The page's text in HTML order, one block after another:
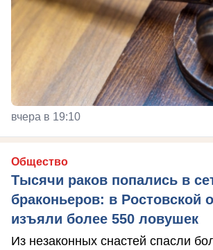
вчера в 19:10
Общество
Тысячи раков попались в
браконьеров: в Ростовской
изъяли более 550 ловушек
Из незаконных снастей спасли